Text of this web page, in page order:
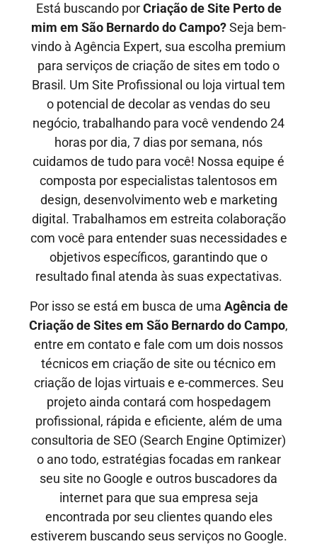
Está buscando porCriação de Site Perto de
mim em São Bernardo do Campo?Seja bem-
vindo à Agência Expert, sua escolha premium
para serviços de criação de sites em todo o
Brasil. Um Site Profissional ou loja virtual tem
o potencial de decolar as vendas do seu
negócio, trabalhando para você vendendo 24
horas por dia, 7 dias por semana, nós
cuidamos de tudo para você! Nossa equipe é
composta por especialistas talentosos em
design, desenvolvimento web e marketing
digital. Trabalhamos em estreita colaboração
com você para entender suas necessidades e
objetivos específicos, garantindo que o
resultado final atenda às suas expectativas.
Por isso se está em busca de uma Agência de
Criação de Sites em São Bernardo do Campo,
entre em contato e fale com um dois nossos
técnicos em criação de site ou técnico em
criação de lojas virtuais e e-commerces. Seu
projeto ainda contará com hospedagem
profissional, rápida e eficiente, além de uma
consultoria de SEO (Search Engine Optimizer)
o ano todo, estratégias focadas em rankear
seu site no Google e outros buscadores da
internet para que sua empresa seja
encontrada por seu clientes quando eles
estiverem buscando seus serviços no Google.